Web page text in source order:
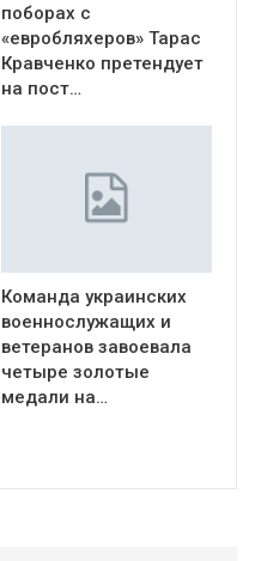
поборах с
«евробляхеров» Тарас
Кравченко претендует
на пост…
Команда украинских
военнослужащих и
ветеранов завоевала
четыре золотые
медали на…